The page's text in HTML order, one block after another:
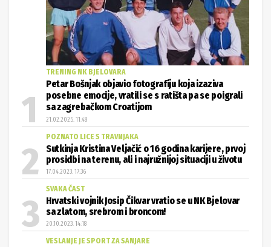
TRENING NK BJELOVARA
Petar Bošnjak objavio fotografiju koja izaziva
posebne emocije, vratili se s ratišta pa se poigrali
sa zagrebačkom Croatijom
21.02.2025. 11:48
POZNATO LICE S TRAVNJAKA
Sutkinja Kristina Veljačić o 16 godina karijere, prvoj
prosidbi na terenu, ali i najružnijoj situaciji u životu
17.04.2023. 17:36
SVAKA ČAST
Hrvatski vojnik Josip Čikvar vratio se u NK Bjelovar
sa zlatom, srebrom i broncom!
20.10.2023. 14:18
VESLANJE JE SPORT ZA SANJARE